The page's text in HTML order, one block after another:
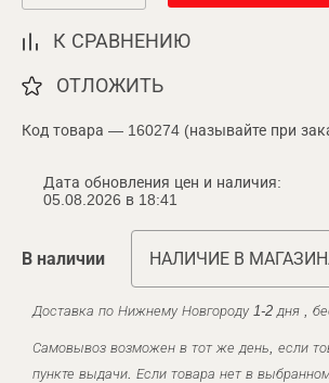
К СРАВНЕНИЮ
ОТЛОЖИТЬ
Код товара — 160274 (называйте при
Дата обновления цен и наличия:
05.08.2026 в 18:41
В наличии НАЛИЧИЕ В
Доставка по Нижнему Новгороду 1-2 дня ,
Самовывоз возможен в тот же день, если
пункте выдачи. Если товара нет в